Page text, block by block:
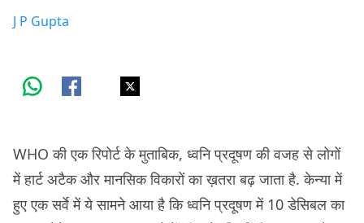
J P Gupta
WHO की एक रिपोर्ट के मुताबिक, ध्वनि प्रदूषण की वजह से लोगों
में हार्ट अटैक और मानसिक विकारों का ख़तरा बढ़ जाता है. केन्या में
हुए एक सर्वे में ये सामने आया है कि ध्वनि प्रदूषण में 10 डेसिबल का